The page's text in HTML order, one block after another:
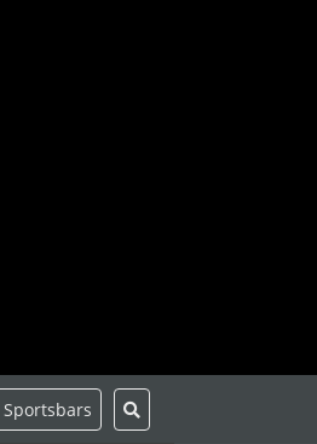
Sportsbars